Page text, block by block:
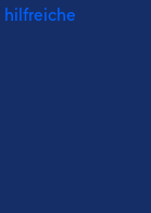
hilfreiche